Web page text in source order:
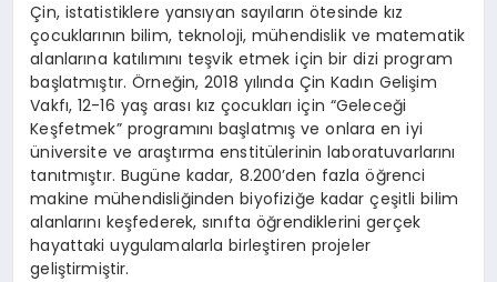
Çin, istatistiklere yansıyan sayıların ötesinde kız
çocuklarının bilim, teknoloji, mühendislik ve matematik
alanlarına katılımını teşvik etmek için bir dizi program
başlatmıştır. Örneğin, 2018 yılında Çin Kadın Gelişim
Vakfı, 12-16 yaş arası kız çocukları için “Geleceği
Keşfetmek” programını başlatmış ve onlara en iyi
üniversite ve araştırma enstitülerinin laboratuvarlarını
tanıtmıştır. Bugüne kadar, 8.200’den fazla öğrenci
makine mühendisliğinden biyofiziğe kadar çeşitli bilim
alanlarını keşfederek, sınıfta öğrendiklerini gerçek
hayattaki uygulamalarla birleştiren projeler
geliştirmiştir.